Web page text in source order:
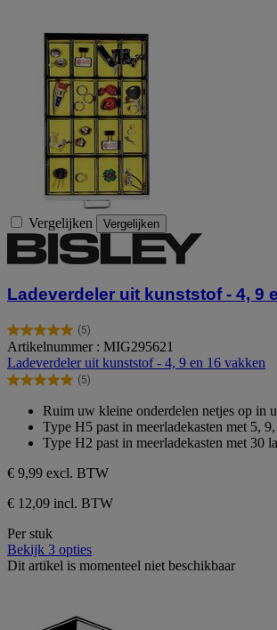
Vergelijken Vergelijken
Ladeverdeler uit kunststof - 4, 9
(5)
5.0
van
de
5
beoordelingen
Artikelnummer : MIG295621
Ladeverdeler uit kunststof - 4, 9 en 16 vakken
(5)
5.0
sterren.
5
beoordelingen
Ruim uw kleine onderdelen netjes op in
Type H5 past in meerladekasten met 5,
Type H2 past in meerladekasten met 30
€ 9,99 excl. BTW
€ 12,09 incl. BTW
Per stuk
Bekijk 3 opties
Dit artikel is momenteel niet beschikbaar